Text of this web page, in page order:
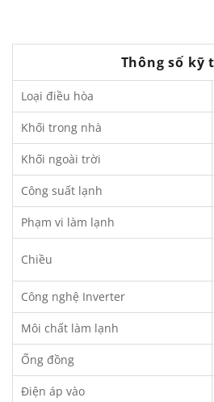
Thông số kỹ
Loại điều hòa
Khối trong nhà
Khối ngoài trời
Công suất lạnh
Phạm vi làm lạnh
Chiều
Công nghệ Inverter
Môi chất làm lạnh
Ống đồng
Điện áp vào